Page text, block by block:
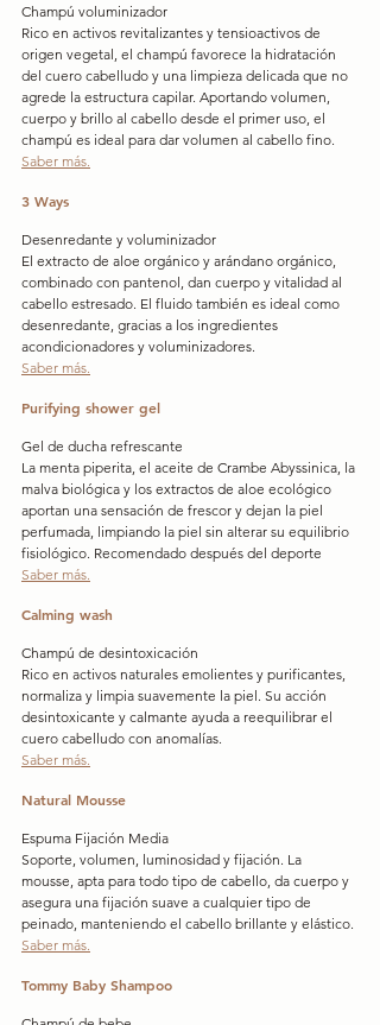
Champú voluminizador
Rico en activos revitalizantes y tensioactivos de
origen vegetal, el champú favorece la hidratación
del cuero cabelludo y una limpieza delicada que no
agrede la estructura capilar. Aportando volumen,
cuerpo y brillo al cabello desde el primer uso, el
champú es ideal para dar volumen al cabello fino.
Saber más.
3 Ways
Desenredante y voluminizador
El extracto de aloe orgánico y arándano orgánico,
combinado con pantenol, dan cuerpo y vitalidad al
cabello estresado. El fluido también es ideal como
desenredante, gracias a los ingredientes
acondicionadores y voluminizadores.
Saber más.
Purifying shower gel
Gel de ducha refrescante
La menta piperita, el aceite de Crambe Abyssinica, la
malva biológica y los extractos de aloe ecológico
aportan una sensación de frescor y dejan la piel
perfumada, limpiando la piel sin alterar su equilibrio
fisiológico. Recomendado después del deporte
Saber más.
Calming wash
Champú de desintoxicación
Rico en activos naturales emolientes y purificantes,
normaliza y limpia suavemente la piel. Su acción
desintoxicante y calmante ayuda a reequilibrar el
cuero cabelludo con anomalías.
Saber más.
Natural Mousse
Espuma Fijación Media
Soporte, volumen, luminosidad y fijación. La
mousse, apta para todo tipo de cabello, da cuerpo y
asegura una fijación suave a cualquier tipo de
peinado, manteniendo el cabello brillante y elástico.
Saber más.
Tommy Baby Shampoo